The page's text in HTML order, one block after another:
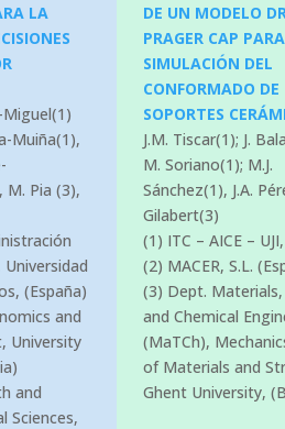
LA
Muiña(1),
M. Pia (3),
(España)
and
University
and
Sciences,
DE UN MODELO
PRAGER CAP
SIMULACIÓN DEL
CONFORMADO DE
SOPORTES
J.M. Tiscar(1); J.
M. Soriano(1); M.J.
Sánchez(1), J.A.
Gilabert(3)
(1) ITC – AICE –
(2) MACER, S.L.
(3) Dept.
and Chemical
(MaTCh),
of Materials and
Ghent University,